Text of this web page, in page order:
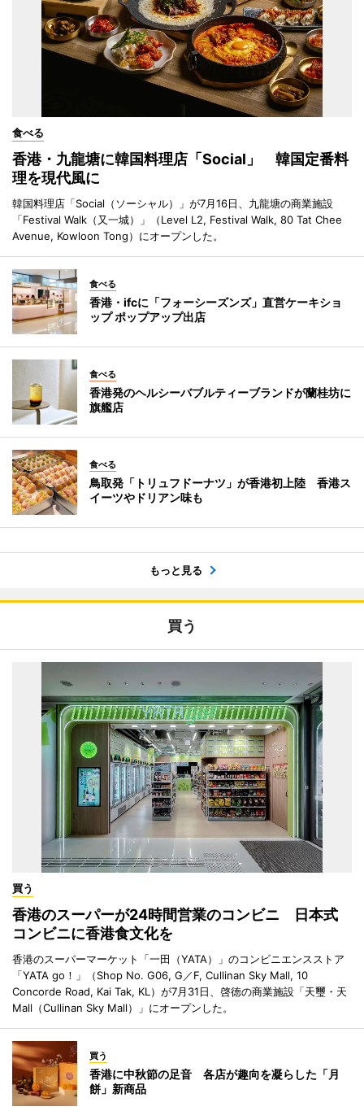
食べる
香港・九龍塘に韓国料理店「Social」 韓国定番料
理を現代風に
韓国料理店「Social（ソーシャル）」が7月16日、九龍塘の商業施設
「Festival Walk（又一城）」（Level L2, Festival Walk, 80 Tat Chee
Avenue, Kowloon Tong）にオープンした。
食べる
香港・ifcに「フォーシーズンズ」直営ケーキショ
ップ ポップアップ出店
食べる
香港発のヘルシーバブルティーブランドが蘭桂坊に
旗艦店
食べる
鳥取発「トリュフドーナツ」が香港初上陸 香港ス
イーツやドリアン味も
もっと見る
買う
買う
香港のスーパーが24時間営業のコンビニ 日本式
コンビニに香港食文化を
香港のスーパーマーケット「一田（YATA）」のコンビニエンスストア
「YATA go！」（Shop No. G06, G／F, Cullinan Sky Mall, 10
Concorde Road, Kai Tak, KL）が7月31日、啓徳の商業施設「天璽・天
Mall（Cullinan Sky Mall）」にオープンした。
買う
香港に中秋節の足音 各店が趣向を凝らした「月
餅」新商品